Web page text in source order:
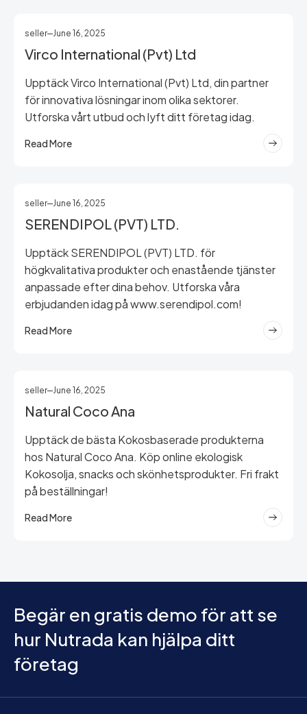
seller June 16, 2025
Virco International (Pvt) Ltd
Upptäck Virco International (Pvt) Ltd, din partner
för innovativa lösningar inom olika sektorer.
Utforska vårt utbud och lyft ditt företag idag.
Read More
seller June 16, 2025
SERENDIPOL (PVT) LTD.
Upptäck SERENDIPOL (PVT) LTD. för
högkvalitativa produkter och enastående tjänster
anpassade efter dina behov. Utforska våra
erbjudanden idag på www.serendipol.com!
Read More
seller June 16, 2025
Natural Coco Ana
Upptäck de bästa Kokosbaserade produkterna
hos Natural Coco Ana. Köp online ekologisk
Kokosolja, snacks och skönhetsprodukter. Fri frakt
på beställningar!
Read More
Begär en gratis demo för att se
hur Nutrada kan hjälpa ditt
företag